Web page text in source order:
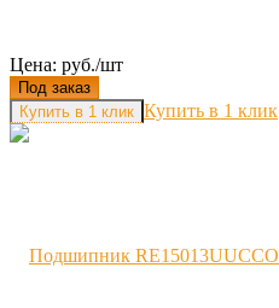
Цена: руб./шт
Под заказ
Купить в 1 клик